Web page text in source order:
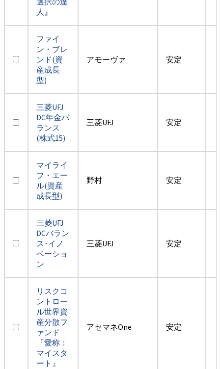
人』
ファイ
ン・ブレ
ンド(資
産成長
型)
アモーヴァ 安定
三菱UFJ
DC年金バ
ランス
(株式15)
三菱UFJ 安定
マイライ
フ・エー
ル(資産
成長型)
野村 安定
三菱UFJ
DCバラン
ス･イノ
ベーショ
ン
三菱UFJ 安定
リスクコ
ントロー
ル世界資
産分散フ
ァンド
『愛称：
マイスタ
ート』
アセマネOne 安定